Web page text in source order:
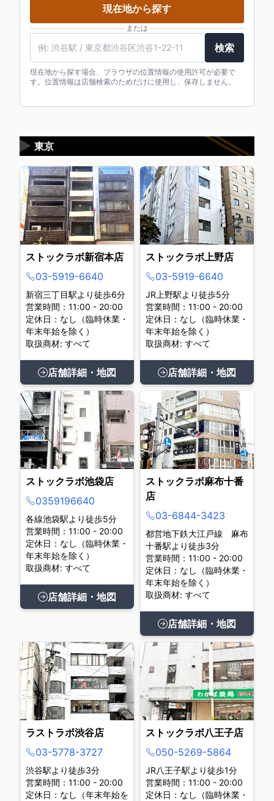
現在地から探す
または
検索
現在地から探す場合、ブラウザの位置情報の使用許可が必要で
す。位置情報は店舗検索のためだけに使用し、保存しません。
東京
▶
ストックラボ新宿本店
03-5919-6640
新宿三丁目駅より徒歩6分
営業時間：11:00 - 20:00
定休日：なし（臨時休業・
年末年始を除く）
取扱商材: すべて
店舗詳細・地図
ストックラボ上野店
03-5919-6640
JR上野駅より徒歩5分
営業時間：11:00 - 20:00
定休日：なし（臨時休業・
年末年始を除く）
取扱商材: すべて
店舗詳細・地図
ストックラボ池袋店
0359196640
各線池袋駅より徒歩5分
営業時間：11:00 - 20:00
定休日：なし（臨時休業・
年末年始を除く）
取扱商材: すべて
店舗詳細・地図
ストックラボ麻布十番
店
03-6844-3423
都営地下鉄大江戸線 麻布
十番駅より徒歩3分
営業時間：11:00 - 20:00
定休日：なし（臨時休業・
年末年始を除く）
取扱商材: すべて
店舗詳細・地図
ラストラボ渋谷店
03-5778-3727
渋谷駅より徒歩3分
営業時間：11:00 - 20:00
定休日：なし（年末年始を
ストックラボ八王子店
050-5269-5864
JR八王子駅より徒歩1分
営業時間：11:00 - 20:00
定休日：なし（臨時休業・